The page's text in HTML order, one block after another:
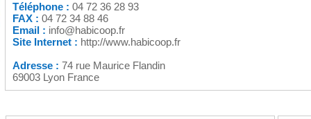
Téléphone : 04 72 36 28 93
FAX : 04 72 34 88 46
Email : info@habicoop.fr
Site Internet : http://www.habicoop.fr
Adresse : 74 rue Maurice Flandin
69003 Lyon France